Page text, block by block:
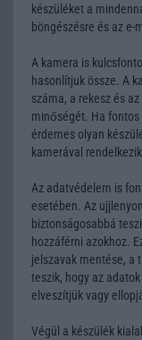
készüléket a
böngészésre és az e-
A kamera is
hasonlítjuk össze. A
száma, a rekesz és
minőségét. Ha
érdemes olyan
kamerával rendelkezik.
Az adatvédelem is
esetében. Az
biztonságosabbá
hozzáférni azokhoz.
jelszavak mentése, a
teszik, hogy az
elveszítjük vagy
Végül a készülék